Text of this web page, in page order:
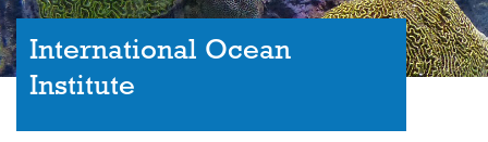
International Ocean
Institute